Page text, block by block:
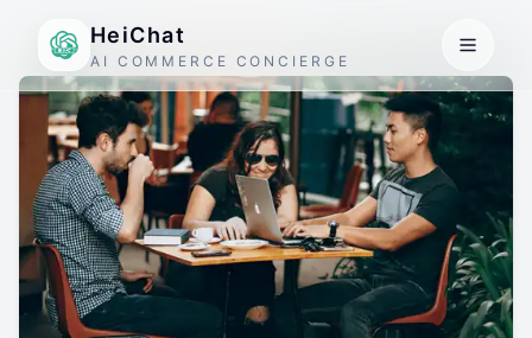
HeiChat
AI COMMERCE CONCIERGE